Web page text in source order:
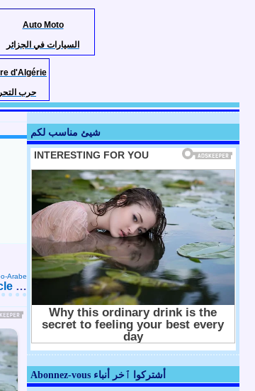
Auto Moto
السيارات في الجزائر
d'Algérie
حرب
Arabe
…
شيئ مناسب لكم
Abonnez-vous أشتركوا ٱخر أنباء